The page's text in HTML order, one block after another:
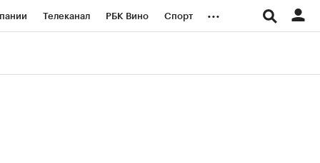
Телеканал РБК Вино Спорт ...